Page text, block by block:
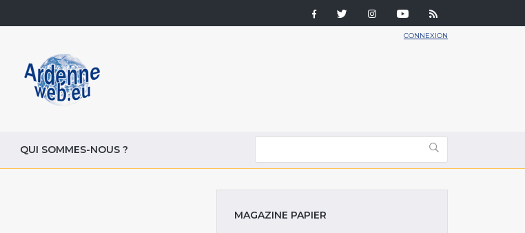
CONNEXION
QUI SOMMES-NOUS ?
MAGAZINE PAPIER